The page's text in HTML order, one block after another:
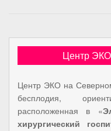
Центр
Центр ЭКО на
бесплодия,
расположенная в «
хирургический